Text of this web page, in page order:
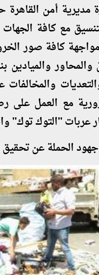
أمن القاهرة
مع كافة
كافة صور
والميادين
مع العمل على
عربات "التوك توك"
الحملة عن تحقيق